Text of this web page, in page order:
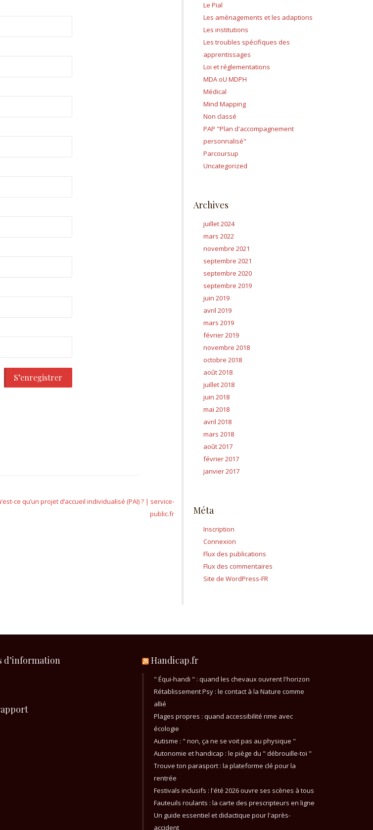
ce qu’un projet d’accueil individualisé (PAI) ? | service-
public.fr
Le Pial
Les aménagements et les adaptions
Les institutions
Les troubles spécifiques des
apprentissages
Loi et réglementations
MDA oU MDPH
Médical
Mind Mapping
Non classé
PAP "Plan d'accompagnement
personnalisé"
Parcoursup
Uncategorized
Archives
juillet 2024
mars 2022
novembre 2021
septembre 2021
septembre 2020
septembre 2019
juin 2019
avril 2019
mars 2019
février 2019
novembre 2018
octobre 2018
août 2018
juillet 2018
juin 2018
mai 2018
avril 2018
mars 2018
août 2017
février 2017
janvier 2017
Méta
Inscription
Connexion
Flux des publications
Flux des commentaires
Site de WordPress-FR
d’information Handicap.fr
" Équi-handi " : quand les chevaux ouvrent l'horizon
Rétablissement Psy : le contact à la Nature comme
allié
Plages propres : quand accessibilité rime avec
écologie
Autisme : " non, ça ne se voit pas au physique "
Autonomie et handicap : le piège du " débrouille-toi "
Trouve ton parasport : la plateforme clé pour la
rentrée
Festivals inclusifs : l'été 2026 ouvre ses scènes à tous
Fauteuils roulants : la carte des prescripteurs en ligne
Un guide essentiel et didactique pour l'après-
accident